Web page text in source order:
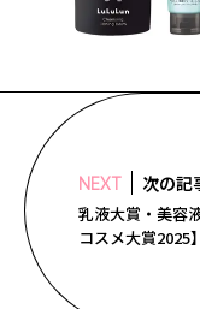
NEXT 次の記
乳液大賞・美容
コスメ大賞2025】